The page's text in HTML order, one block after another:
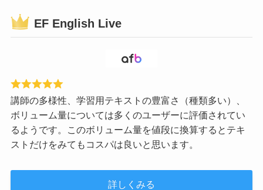
EF English Live
講師の多様性、学習用テキストの豊富さ（種類多い）、
ボリューム量については多くのユーザーに評価されてい
るようです。このボリューム量を値段に換算するとテキ
ストだけをみてもコスパは良いと思います。
詳しくみる